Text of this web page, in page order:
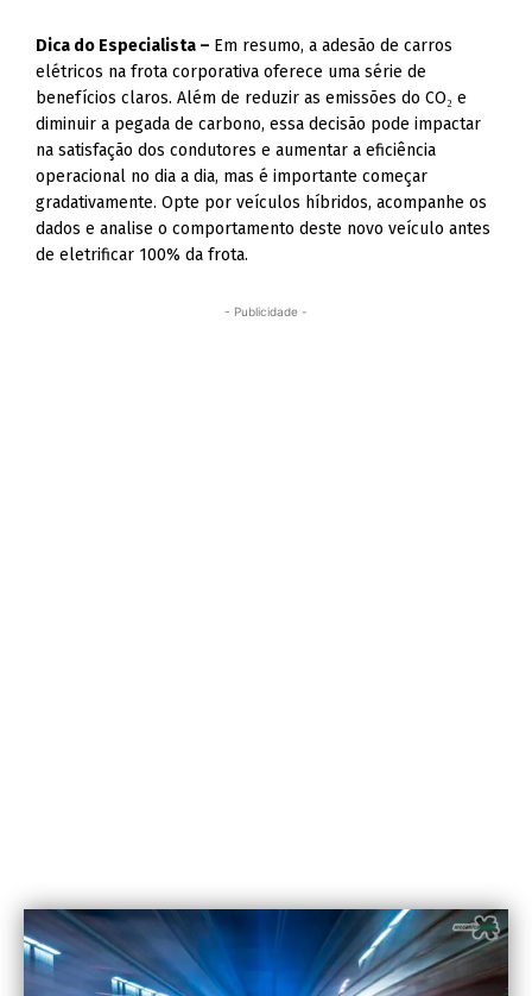
Dica do Especialista – Em resumo, a adesão de carros
elétricos na frota corporativa oferece uma série de
benefícios claros. Além de reduzir as emissões do CO₂ e
diminuir a pegada de carbono, essa decisão pode impactar
na satisfação dos condutores e aumentar a eficiência
operacional no dia a dia, mas é importante começar
gradativamente. Opte por veículos híbridos, acompanhe os
dados e analise o comportamento deste novo veículo antes
de eletrificar 100% da frota.
- Publicidade -